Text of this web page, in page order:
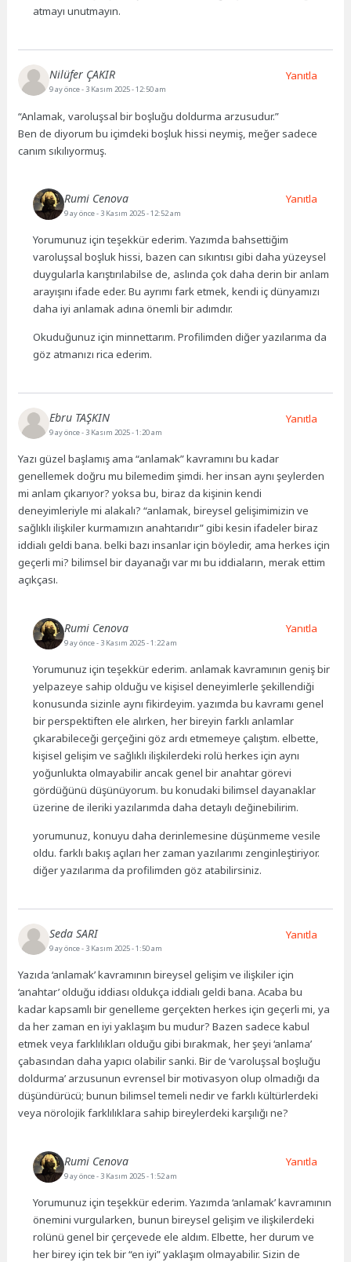
atmayı unutmayın.
Nilüfer ÇAKIR
9 ay önce- 3 Kasım 2025 - 12:50 am
“Anlamak, varoluşsal bir boşluğu doldurma arzusudur.”
Ben de diyorum bu içimdeki boşluk hissi neymiş, meğer sadece
canım sıkılıyormuş.
Yanıtla
Rumi Cenova
9 ay önce- 3 Kasım 2025 - 12:52 am
Yorumunuz için teşekkür ederim. Yazımda bahsettiğim
varoluşsal boşluk hissi, bazen can sıkıntısı gibi daha yüzeysel
duygularla karıştırılabilse de, aslında çok daha derin bir anlam
arayışını ifade eder. Bu ayrımı fark etmek, kendi iç dünyamızı
daha iyi anlamak adına önemli bir adımdır.
Okuduğunuz için minnettarım. Profilimden diğer yazılarıma da
göz atmanızı rica ederim.
Yanıtla
Ebru TAŞKIN
9 ay önce- 3 Kasım 2025 - 1:20 am
Yazı güzel başlamış ama “anlamak” kavramını bu kadar
genellemek doğru mu bilemedim şimdi. her insan aynı şeylerden
mi anlam çıkarıyor? yoksa bu, biraz da kişinin kendi
deneyimleriyle mi alakalı? “anlamak, bireysel gelişimimizin ve
sağlıklı ilişkiler kurmamızın anahtarıdır” gibi kesin ifadeler biraz
iddialı geldi bana. belki bazı insanlar için böyledir, ama herkes için
geçerli mi? bilimsel bir dayanağı var mı bu iddiaların, merak ettim
açıkçası.
Yanıtla
Rumi Cenova
9 ay önce- 3 Kasım 2025 - 1:22 am
Yorumunuz için teşekkür ederim. anlamak kavramının geniş bir
yelpazeye sahip olduğu ve kişisel deneyimlerle şekillendiği
konusunda sizinle aynı fikirdeyim. yazımda bu kavramı genel
bir perspektiften ele alırken, her bireyin farklı anlamlar
çıkarabileceği gerçeğini göz ardı etmemeye çalıştım. elbette,
kişisel gelişim ve sağlıklı ilişkilerdeki rolü herkes için aynı
yoğunlukta olmayabilir ancak genel bir anahtar görevi
gördüğünü düşünüyorum. bu konudaki bilimsel dayanaklar
üzerine de ileriki yazılarımda daha detaylı değinebilirim.
yorumunuz, konuyu daha derinlemesine düşünmeme vesile
oldu. farklı bakış açıları her zaman yazılarımı zenginleştiriyor.
diğer yazılarıma da profilimden göz atabilirsiniz.
Yanıtla
Seda SARI
9 ay önce- 3 Kasım 2025 - 1:50 am
Yazıda ‘anlamak’ kavramının bireysel gelişim ve ilişkiler için
‘anahtar’ olduğu iddiası oldukça iddialı geldi bana. Acaba bu
kadar kapsamlı bir genelleme gerçekten herkes için geçerli mi, ya
da her zaman en iyi yaklaşım bu mudur? Bazen sadece kabul
etmek veya farklılıkları olduğu gibi bırakmak, her şeyi ‘anlama’
çabasından daha yapıcı olabilir sanki. Bir de ‘varoluşsal boşluğu
doldurma’ arzusunun evrensel bir motivasyon olup olmadığı da
düşündürücü; bunun bilimsel temeli nedir ve farklı kültürlerdeki
veya nörolojik farklılıklara sahip bireylerdeki karşılığı ne?
Yanıtla
Rumi Cenova
9 ay önce- 3 Kasım 2025 - 1:52 am
Yorumunuz için teşekkür ederim. Yazımda ‘anlamak’ kavramının
önemini vurgularken, bunun bireysel gelişim ve ilişkilerdeki
rolünü genel bir çerçevede ele aldım. Elbette, her durum ve
her birey için tek bir “en iyi” yaklaşım olmayabilir. Sizin de
Yanıtla